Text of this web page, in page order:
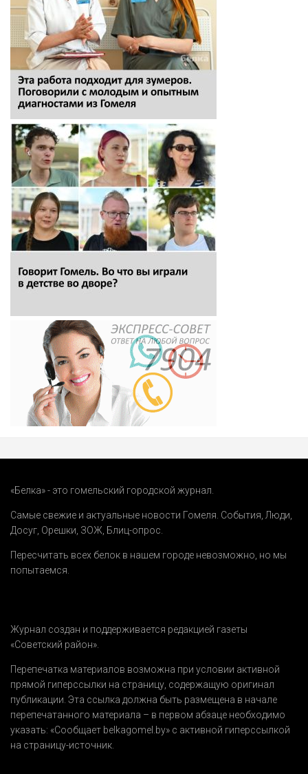
«Белка» - это гомельский городской журнал.
Самые свежие и актуальные новости Гомеля. События,Люди,
Досуг, Орешки, ЗОЖ, Блиц-опрос.
Пересчитать всех белок в нашем городе невозможно, но мы
попытаемся.
Журнал создан и поддерживается редакцией газеты
«Советский район».
Перепечатка материалов возможна при условии активной
прямой гиперссылки на страницу, содержащую оригинал
публикации. Эта ссылка должна быть размещена в начале
перепечатанного материала – в первом абзаце необходимо
указать: «Сообщает belkagomel.by» с активной гиперссылкой
на страницу-источник.